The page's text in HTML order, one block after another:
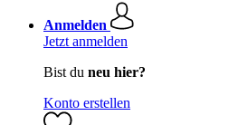
Anmelden
Jetzt anmelden
Bist du neu hier?
Konto erstellen